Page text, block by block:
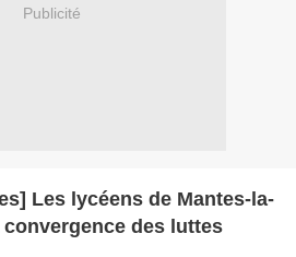
Publicité
Les lycéens de Mantes-la-
des luttes